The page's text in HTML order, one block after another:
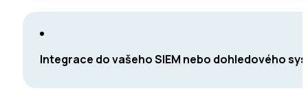
Integrace do vašeho SIEM nebo dohledového